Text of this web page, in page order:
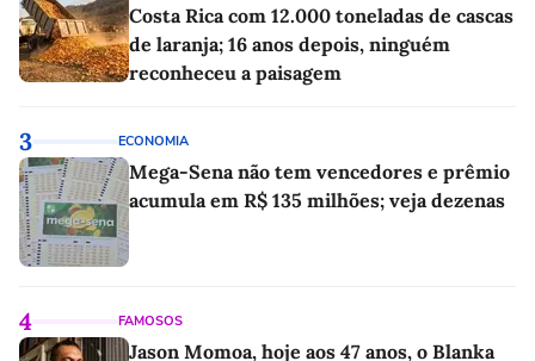
Costa Rica com 12.000 toneladas de cascas
de laranja; 16 anos depois, ninguém
reconheceu a paisagem
3 ECONOMIA
Mega-Sena não tem vencedores e prêmio
acumula em R$ 135 milhões; veja dezenas
4 FAMOSOS
Jason Momoa, hoje aos 47 anos, o Blanka